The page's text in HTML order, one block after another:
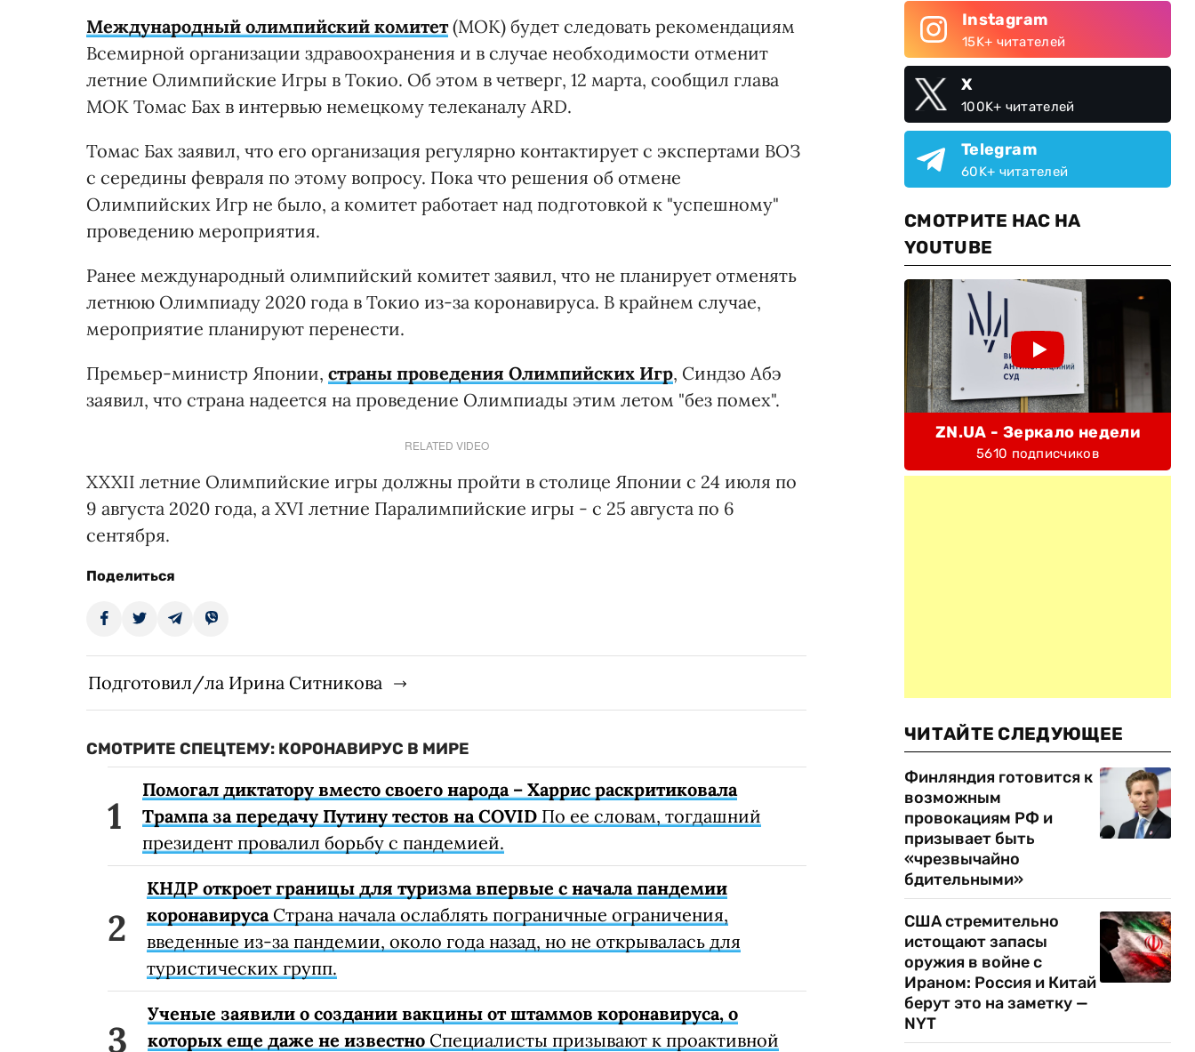
Международный олимпийский комитет(МОК) будет следовать рекомендациям
Всемирной организации здравоохранения и в случае необходимости отменит
летние Олимпийские Игры в Токио. Об этом в четверг, 12 марта, сообщил глава
МОК Томас Бах в интервью немецкому телеканалу ARD.
Томас Бах заявил, что его организация регулярно контактирует с экспертами ВОЗ
с середины февраля по этому вопросу. Пока что решения об отмене
Олимпийских Игр не было, а комитет работает над подготовкой к "успешному"
проведению мероприятия.
Ранее международный олимпийский комитет заявил, что не планирует отменять
летнюю Олимпиаду 2020 года в Токио из-за коронавируса. В крайнем случае,
мероприятие планируют перенести.
Премьер-министр Японии, страны проведения Олимпийских Игр, Синдзо Абэ
заявил, что страна надеется на проведение Олимпиады этим летом "без помех".
RELATED VIDEO
XXXII летние Олимпийские игры должны пройти в столице Японии с 24 июля по
9 августа 2020 года, а XVI летние Паралимпийские игры - с 25 августа по 6
сентября.
Поделиться
Подготовил/ла Ирина Ситникова
СМОТРИТЕ СПЕЦТЕМУ: КОРОНАВИРУС В МИРЕ
Помогал диктатору вместо своего народа – Харрис раскритиковала
Трампа за передачу Путину тестов на COVID По ее словам, тогдашний
президент провалил борьбу с пандемией.
КНДР откроет границы для туризма впервые с начала пандемии
коронавируса Страна начала ослаблять пограничные ограничения,
введенные из-за пандемии, около года назад, но не открывалась для
туристических групп.
Ученые заявили о создании вакцины от штаммов коронавируса, о
которых еще даже не известно Специалисты призывают к проактивной
Instagram
15K+ читателей
X
100K+ читателей
Telegram
60K+ читателей
СМОТРИТЕ НАС НА
YOUTUBE
ZN.UA - Зеркало недели
5610 подписчиков
ЧИТАЙТЕ СЛЕДУЮЩЕЕ
Финляндия готовится к
возможным
провокациям РФ и
призывает быть
«чрезвычайно
бдительными»
США стремительно
истощают запасы
оружия в войне с
Ираном: Россия и Китай
берут это на заметку —
NYT